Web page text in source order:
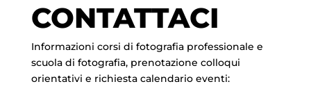
CONTATTACI
Informazioni corsi di fotografia professionale e
scuola di fotografia, prenotazione colloqui
orientativi e richiesta calendario eventi: